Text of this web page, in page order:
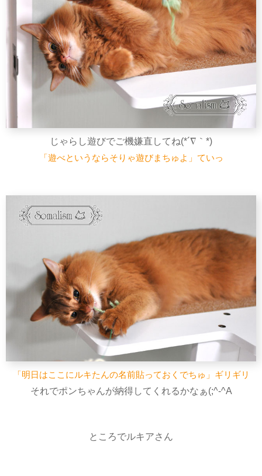
じゃらし遊びでご機嫌直してね(*´∇｀*)
「遊べというならそりゃ遊びまちゅよ」ていっ
「明日はここにルキたんの名前貼っておくでちゅ」ギリギリ
それでポンちゃんが納得してくれるかなぁ(;^-^A
ところでルキアさん